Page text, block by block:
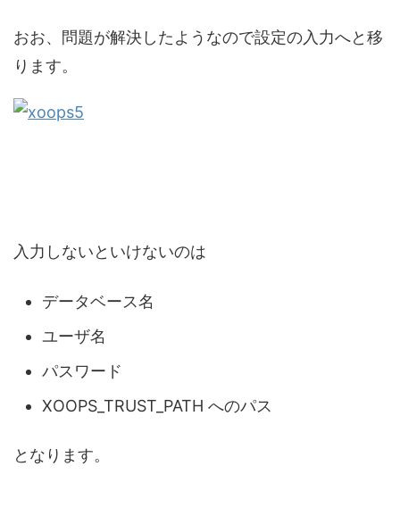
おお、問題が解決したようなので設定の入力へと移
ります。
入力しないといけないのは
データベース名
ユーザ名
パスワード
XOOPS_TRUST_PATH へのパス
となります。